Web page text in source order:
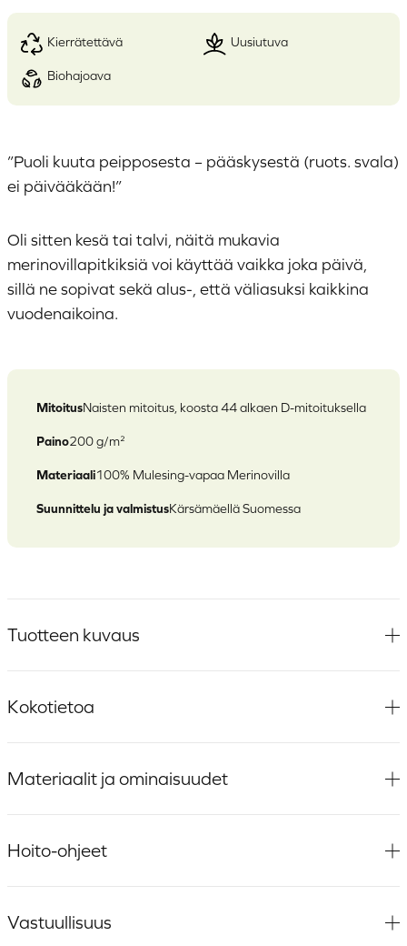
kierrätettävä uusiutuva
biohajoava
”Puoli kuuta peipposesta – pääskysestä (ruots. svala)
ei päivääkään!”
Oli sitten kesä tai talvi, näitä mukavia
merinovillapitkiksiä voi käyttää vaikka joka päivä,
sillä ne sopivat sekä alus-, että väliasuksi kaikkina
vuodenaikoina.
MitoitusNaisten mitoitus, koosta 44 alkaen D-mitoituksella
Paino200 g/m²
Materiaali100% Mulesing-vapaa Merinovilla
Suunnittelu ja valmistusKärsämäellä Suomessa
Tuotteen kuvaus
Kokotietoa
Materiaalit ja ominaisuudet
Hoito-ohjeet
Vastuullisuus